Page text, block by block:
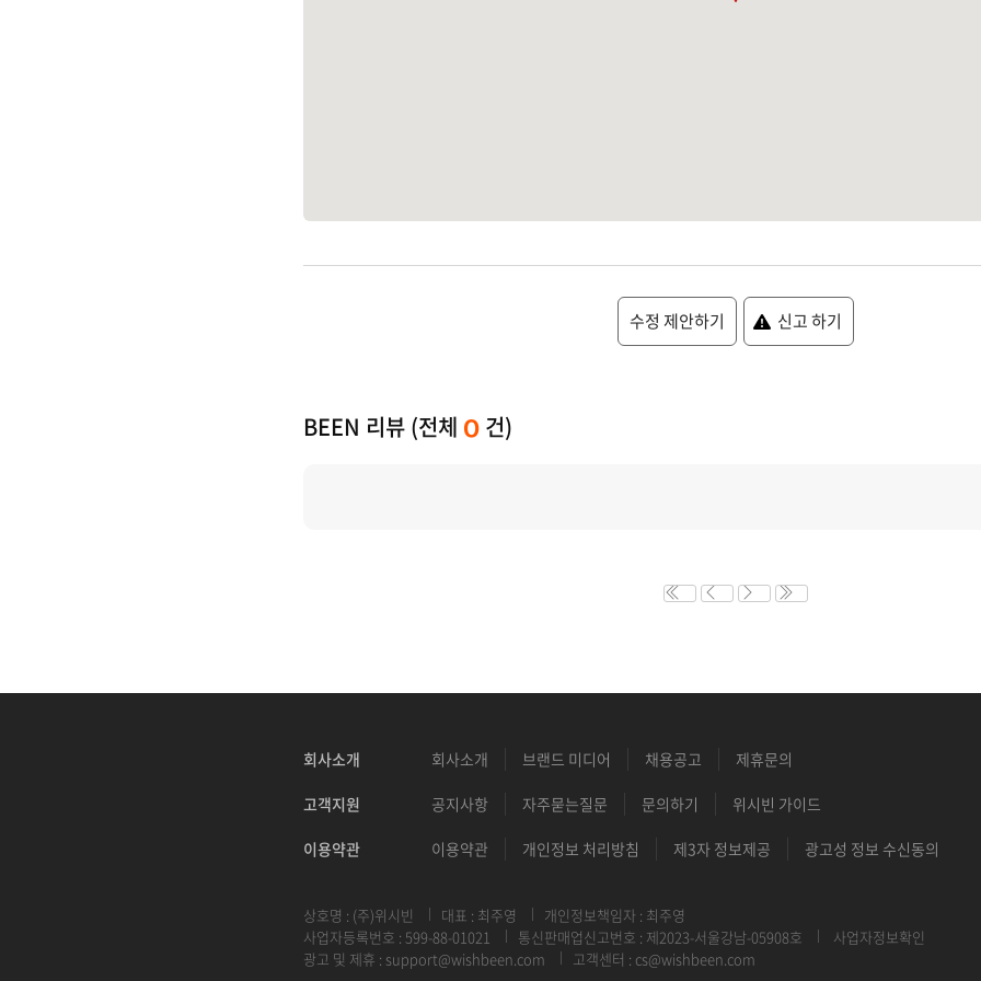
수정 제안하기 신고 하기
BEEN 리뷰 (전체 0 건)
회사소개 회사소개 브랜드 미디어 채용공고 제휴문의
고객지원 공지사항 자주묻는질문 문의하기 위시빈 가이드
이용약관 이용약관 개인정보 처리방침 제3자 정보제공 광고성 정보 수신동의
상호명 : (주)위시빈 대표 : 최주영
개인정보책임자 : 최주영
사업자등록번호 : 599-88-01021
통신판매업신고번호 : 제2023-서울강남-05908호
사업자정보확인
광고 및 제휴 : support@wishbeen.com 고객센터 : cs@wishbeen.com